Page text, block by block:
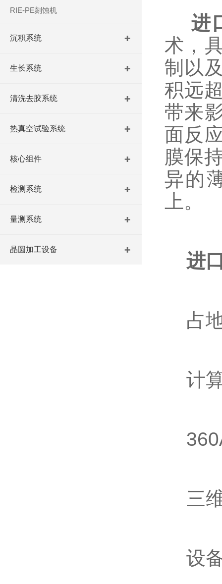
RIE-PE刻蚀机
沉积系统
生长系统
清洗去胶系统
热真空试验系统
核心组件
检测系统
量测系统
晶圆加工设备
进
术，
制以
积远
带来
面反
膜保
异的
上。
进
占
计算
三维
设备